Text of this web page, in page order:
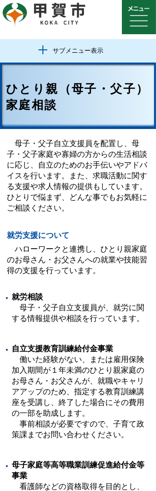
サブメニュー表示
ひとり親（母子・父子）
家庭相談
母子・父子自立支援員を配置し、母
子・父子家庭や寡婦の方からの生活相談
に応じ、自立のためのお手伝いやアドバ
イスを行います。また、求職活動に関す
る支援や求人情報の提供もしています。
ひとりで悩まず、どんな事でもお気軽に
ご相談ください。
就労支援について
ハローワークと連携し、ひとり親家庭
のお母さん・お父さんへの就業や技能習
得の支援を行っています。
就労相談
母子・父子自立支援員が、就労に関
する情報提供や相談を行っています。
自立支援教育訓練給付金事業
働いた経験がない、または雇用保険
加入期間が１年未満のひとり親家庭の
お母さん・お父さんが、就職やキャリ
アアップのため、指定する教育訓練講
座を受講し、終了した場合にその費用
の一部を助成します。
事前相談が必要ですので、子育て政
策課までお問い合わせください。
母子家庭等高等職業訓練促進給付金等
事業
看護師などの資格取得を目的とし、